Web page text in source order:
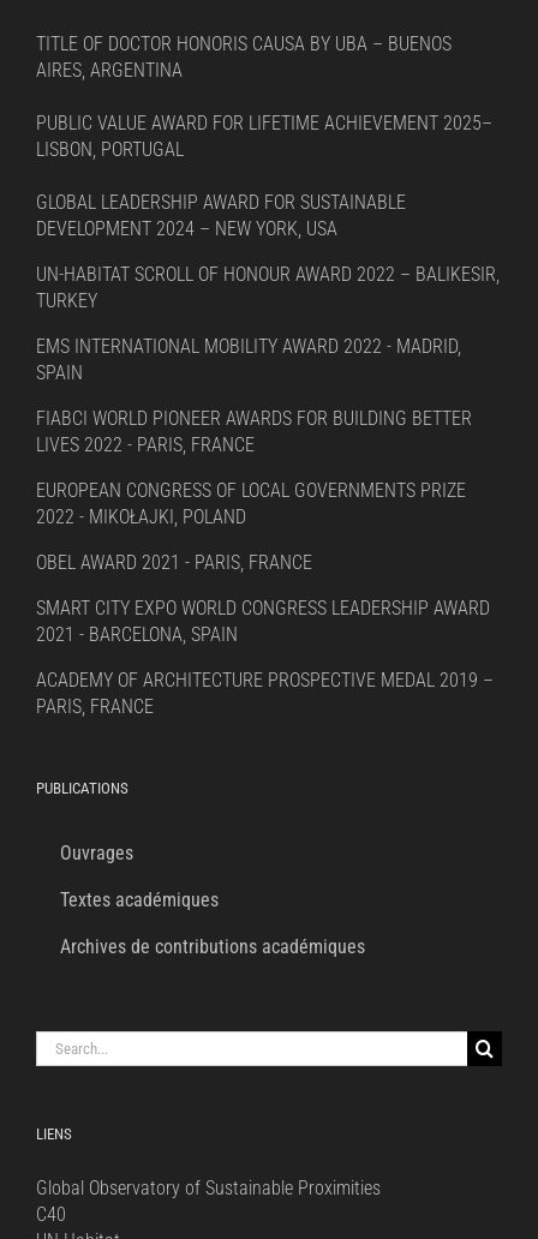
TITLE OF DOCTOR HONORIS CAUSA BY UBA – BUENOS
AIRES, ARGENTINA
PUBLIC VALUE AWARD FOR LIFETIME ACHIEVEMENT 2025–
LISBON, PORTUGAL
GLOBAL LEADERSHIP AWARD FOR SUSTAINABLE
DEVELOPMENT 2024 – NEW YORK, USA
UN-HABITAT SCROLL OF HONOUR AWARD 2022 – BALIKESIR,
TURKEY
EMS INTERNATIONAL MOBILITY AWARD 2022 - MADRID,
SPAIN
FIABCI WORLD PIONEER AWARDS FOR BUILDING BETTER
LIVES 2022 - PARIS, FRANCE
EUROPEAN CONGRESS OF LOCAL GOVERNMENTS PRIZE
2022 - MIKOŁAJKI, POLAND
OBEL AWARD 2021 - PARIS, FRANCE
SMART CITY EXPO WORLD CONGRESS LEADERSHIP AWARD
2021 - BARCELONA, SPAIN
ACADEMY OF ARCHITECTURE PROSPECTIVE MEDAL 2019 –
PARIS, FRANCE
PUBLICATIONS
Ouvrages
Textes académiques
Archives de contributions académiques
Search
for:
LIENS
Global Observatory of Sustainable Proximities
C40